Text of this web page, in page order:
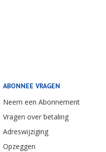
ABONNEE VRAGEN
Neem een Abonnement
Vragen over betaling
Adreswijziging
Opzeggen